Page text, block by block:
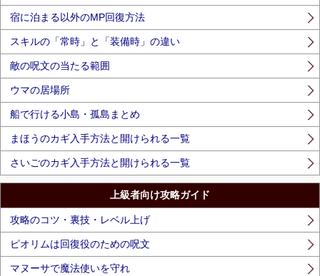
宿に泊まる以外のMP回復方法
スキルの「常時」と「装備時」の違い
敵の呪文の当たる範囲
ウマの居場所
船で行ける小島・孤島まとめ
まほうのカギ入手方法と開けられる一覧
さいごのカギ入手方法と開けられる一覧
上級者向け攻略ガイド
攻略のコツ・裏技・レベル上げ
ピオリムは回復役のための呪文
マヌーサで魔法使いを守れ